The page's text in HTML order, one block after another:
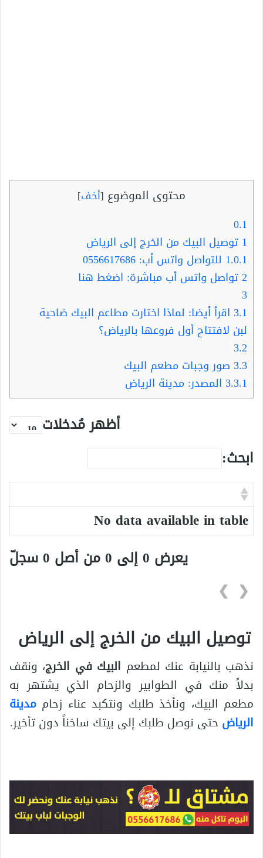
محتوى الموضوع [أخف]
0.1
1 توصيل البيك من الخرج إلى الرياض
1.0.1 للتواصل واتس أب: 0556617686
2تواصل واتس أب مباشرة: اضغط هنا
3
3.1 اقرأ أيضا: لماذا اختارت مطاعم البيك ضاحية
لبن لافتتاح أول فروعها بالرياض؟
3.2
3.3 صور وجبات مطعم البيك
3.3.1 المصدر: مدينة الرياض
أظهر مُدخلات
ابحث:
No data available in table
يعرض 0 إلى 0 من أصل 0 سجلّ
❮
❯
توصيل البيك من الخرج إلى الرياض
نذهب بالنيابة عنك لمطعم البيك في الخرج، ونقف
بدلاً منك في الطوابير والزحام الذي يشتهر به
مطعم البيك، ونأخذ طلبك ونتكبد عناء زحام مدينة
الرياض حتى نوصل طلبك إلى بيتك ساخناً دون تأخير.